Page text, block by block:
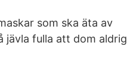
som ska äta av
jävla fulla att dom aldrig